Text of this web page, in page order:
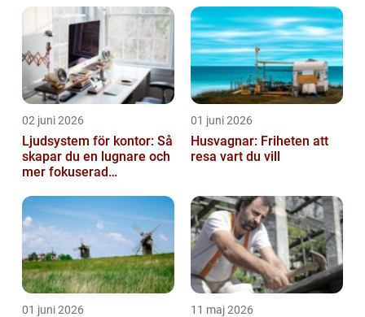
02 juni 2026
Ljudsystem för kontor: Så
skapar du en lugnare och
mer fokuserad
01 juni 2026
Husvagnar: Friheten att
resa vart du vill
01 juni 2026 11 maj 2026